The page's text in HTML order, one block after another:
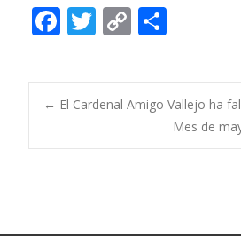
F
e
b
T
itt
er
C
p
y
m
p
ar
Post
← El Cardenal Amigo Vallejo ha
Mes de